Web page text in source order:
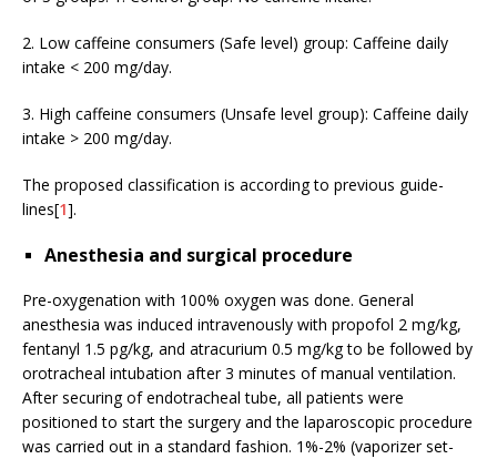
2. Low caffeine consumers (Safe level) group: Caffeine daily
intake < 200 mg/day.
3. High caffeine consumers (Unsafe level group): Caffeine daily
intake > 200 mg/day.
The proposed classification is according to previous guide-
lines[1].
Anesthesia and surgical procedure
Pre-oxygenation with 100% oxygen was done. General
anesthesia was induced intravenously with propofol 2 mg/kg,
fentanyl 1.5 pg/kg, and atracurium 0.5 mg/kg to be followed by
orotracheal intubation after 3 minutes of manual ventilation.
After securing of endotracheal tube, all patients were
positioned to start the surgery and the laparoscopic procedure
was carried out in a standard fashion. 1%-2% (vaporizer set-